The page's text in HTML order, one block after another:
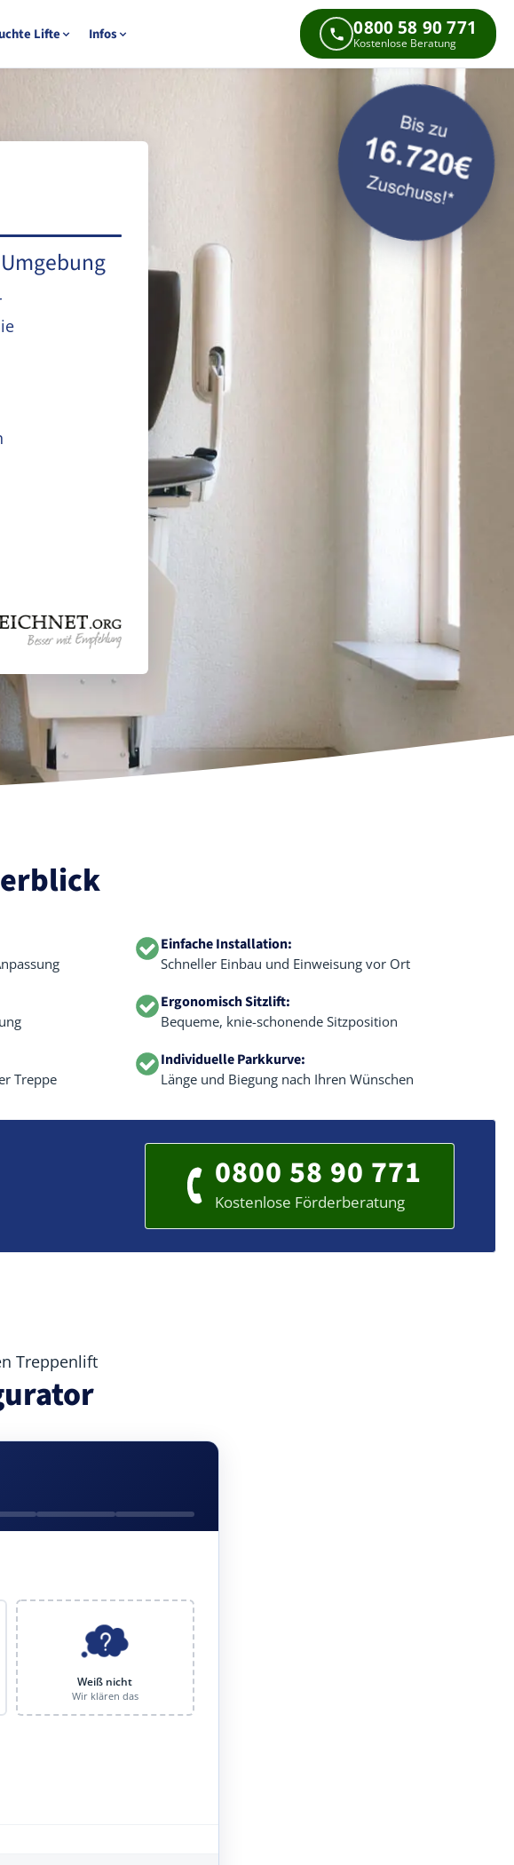
Lifte Infos 0800 58 90 771
Kostenlose Beratung
Einfache Installation:
Schneller Einbau und Einweisung vor Ort
Ergonomisch Sitzlift:
Bequeme, knie-schonende Sitzposition
Treppe
Individuelle Parkkurve:
Länge und Biegung nach Ihren Wünschen
0800 58 90 771
Kostenlose Förderberatung
Treppenlift
Weiß nicht
Wir klären das